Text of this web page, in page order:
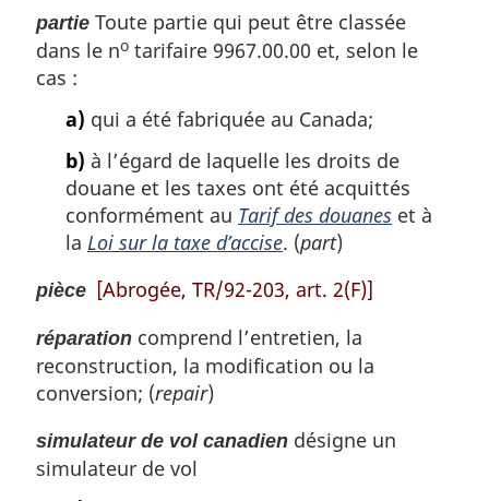
partie Toute partie qui peut être classée
dans le no tarifaire 9967.00.00 et, selon le
cas :
a) qui a été fabriquée au Canada;
b) à l’égard de laquelle les droits de
douane et les taxes ont été acquittés
conformément au Tarif des douanes et à
la Loi sur la taxe d’accise. (part)
pièce [Abrogée, TR/92-203, art. 2(F)]
réparation comprend l’entretien, la
reconstruction, la modification ou la
conversion; (repair)
simulateur de vol canadien désigne un
simulateur de vol